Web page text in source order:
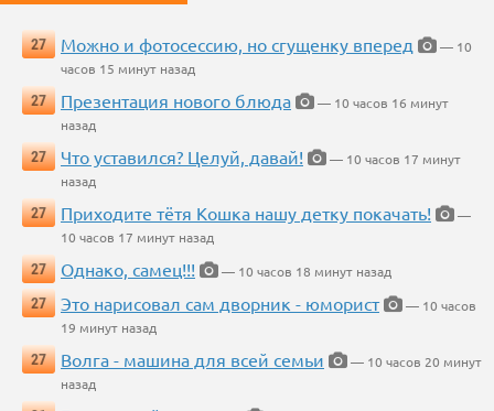
27 Можно и фотосессию, но сгущенку вперед
— 10
часов 15 минут назад
27
Презентация нового блюда
— 10 часов 16 минут
назад
27
Что уставился? Целуй, давай!
— 10 часов 17 минут
назад
27
Приходите тётя Кошка нашу детку покачать!
—
10 часов 17 минут назад
27
Однако, самец!!!
— 10 часов 18 минут назад
27
Это нарисовал сам дворник - юморист
— 10 часов
19 минут назад
27
Волга - машина для всей семьи
— 10 часов 20 минут
назад